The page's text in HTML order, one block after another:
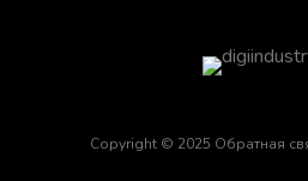
Copyright © 2025 Обратная